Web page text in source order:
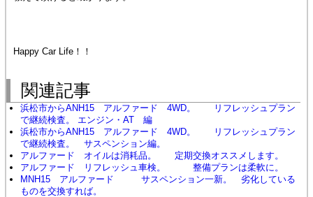
Happy Car Life！！
関連記事
浜松市からANH15 アルファード 4WD。 リフレッシュプラン
で継続検査。 エンジン・AT 編
浜松市からANH15 アルファード 4WD。 リフレッシュプラン
で継続検査。 サスペンション編。
アルファード オイルは消耗品。 定期交換オススメします。
アルファード リフレッシュ車検。 整備プランは柔軟に。
MNH15 アルファード サスペンション一新。 劣化している
ものを交換すれば。